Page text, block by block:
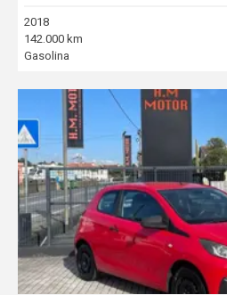
2018
142.000 km
Gasolina